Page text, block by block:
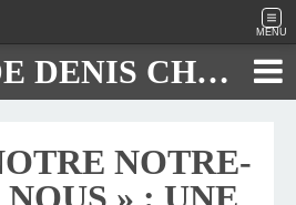
MENU
JOURNAL DE DENIS CHAUTARD
NOTRE-